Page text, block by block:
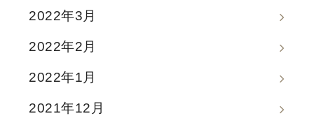
2022年3月
2022年2月
2022年1月
2021年12月